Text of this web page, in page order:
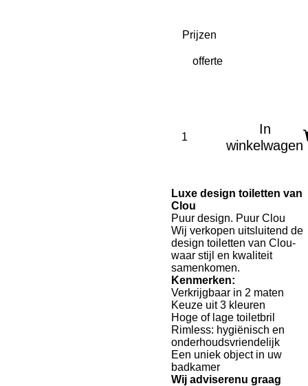
Prijzen
In
winkelwagen
Luxe design toiletten van
Clou
Puur design. Puur Clou
Wij verkopen uitsluitend de
design toiletten van Clou-
waar stijl en kwaliteit
samenkomen.
Kenmerken:
Verkrijgbaar in 2 maten
Keuze uit 3 kleuren
Hoge of lage toiletbril
Rimless: hygiënisch en
onderhoudsvriendelijk
Een uniek object in uw
badkamer
Wij adviserenu graag